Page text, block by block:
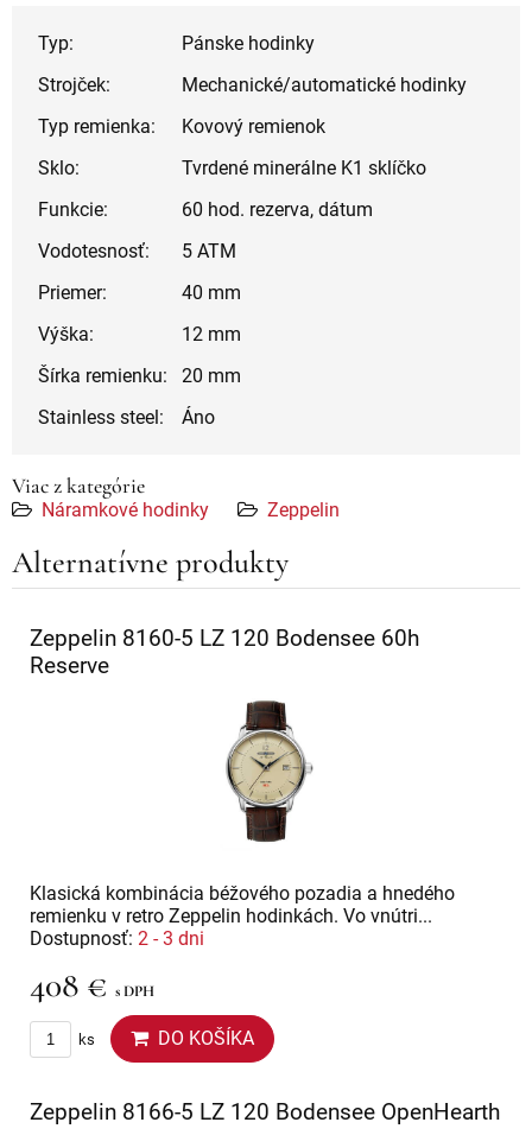
Typ:
Pánske hodinky
Strojček:
Mechanické/automatické hodinky
Typ remienka:
Kovový remienok
Sklo:
Tvrdené minerálne K1 sklíčko
Funkcie:
60 hod. rezerva, dátum
Vodotesnosť:
5 ATM
Priemer:
40 mm
Výška:
12 mm
Šírka remienku:
20 mm
Stainless steel:
Áno
Viac z kategórie
Náramkové hodinky Zeppelin
Alternatívne produkty
Zeppelin 8160-5 LZ 120 Bodensee 60h
Reserve
Klasická kombinácia béžového pozadia a hnedého
remienku v retro Zeppelin hodinkách. Vo vnútri...
Dostupnosť: 2 - 3 dni
408 € s DPH
ks DO KOŠÍKA
Zeppelin 8166-5 LZ 120 Bodensee OpenHearth